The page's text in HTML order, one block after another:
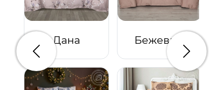
Дана Бежевый
Предыдущий